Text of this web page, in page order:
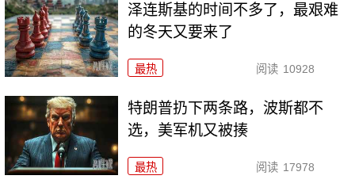
泽连斯基的时间不多了，最艰难
的冬天又要来了
最热 阅读 10928
特朗普扔下两条路，波斯都不
选，美军机又被揍
最热 阅读 17978